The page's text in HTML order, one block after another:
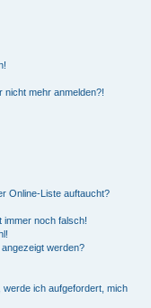
nicht mehr anmelden?!
Online-Liste auftaucht?
immer noch falsch!
werden?
werde ich aufgefordert, mich